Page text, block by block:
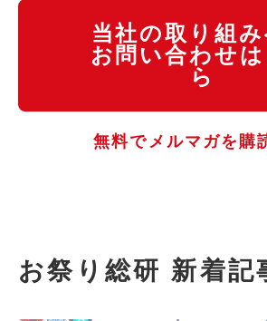
当社の取り組
お問い合わせは
ら
無料でメルマガを購
お祭り総研 新着記